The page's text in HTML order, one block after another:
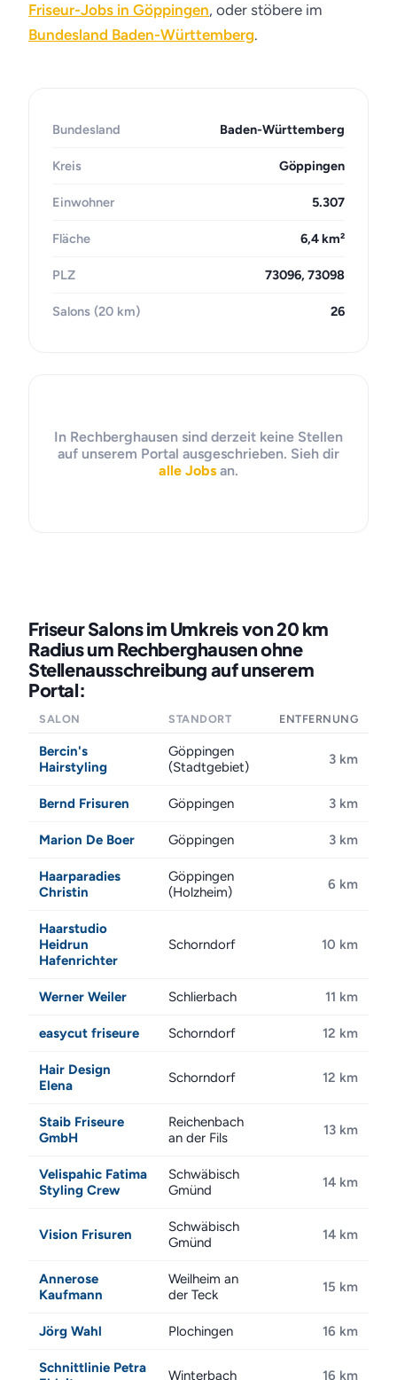
Friseur-Jobs in Göppingen, oder stöbere im
Bundesland Baden-Württemberg.
Bundesland Baden-Württemberg
Kreis Göppingen
Einwohner 5.307
Fläche 6,4 km²
PLZ 73096, 73098
Salons (20 km) 26
In Rechberghausen sind derzeit keine Stellen
auf unserem Portal ausgeschrieben. Sieh dir
alle Jobs an.
Friseur Salons im Umkreis von 20 km
Radius um Rechberghausen ohne
Stellenausschreibung auf unserem
Portal:
SALON STANDORT ENTFERNUNG
Bercin's
Hairstyling
Göppingen
(Stadtgebiet)
3 km
Bernd Frisuren Göppingen 3 km
Marion De Boer Göppingen 3 km
Haarparadies
Christin
Göppingen
(Holzheim)
6 km
Haarstudio
Heidrun
Hafenrichter
Schorndorf 10 km
Werner Weiler Schlierbach 11 km
easycut friseure Schorndorf 12 km
Hair Design
Elena
Schorndorf 12 km
Staib Friseure
GmbH
Reichenbach
an der Fils
13 km
Velispahic Fatima
Styling Crew
Schwäbisch
Gmünd
14 km
Vision Frisuren
Schwäbisch
Gmünd
14 km
Annerose
Kaufmann
Weilheim an
der Teck
15 km
Jörg Wahl Plochingen 16 km
Schnittlinie Petra
Winterbach 16 km